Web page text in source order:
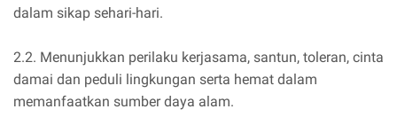
dalam sikap sehari-hari.
2.2. Menunjukkan perilaku kerjasama, santun, toleran, cinta
damai dan peduli lingkungan serta hemat dalam
memanfaatkan sumber daya alam.